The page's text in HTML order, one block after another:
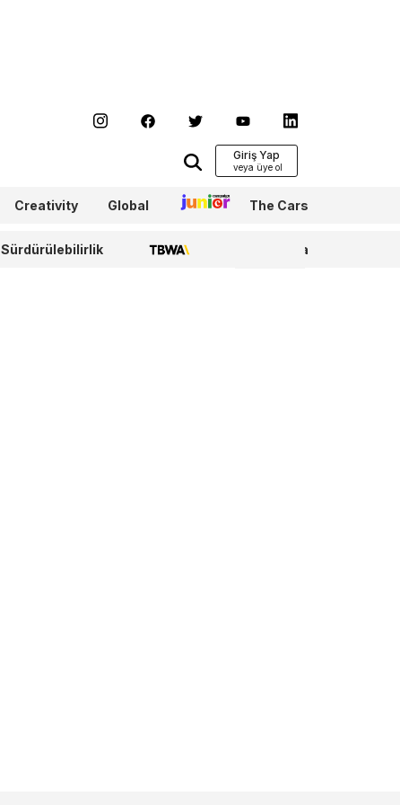
Giriş Yap
Creativity Global Junior The Cars
Sürdürülebilirlik TBWA WPP Media